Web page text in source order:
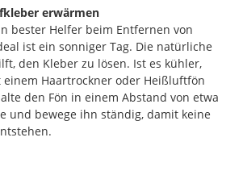
erwärmen
bester Helfer beim Entfernen von
ist ein sonniger Tag. Die natürliche
den Kleber zu lösen. Ist es kühler,
einem Haartrockner oder Heißluftfön
den Fön in einem Abstand von etwa
und bewege ihn ständig, damit keine